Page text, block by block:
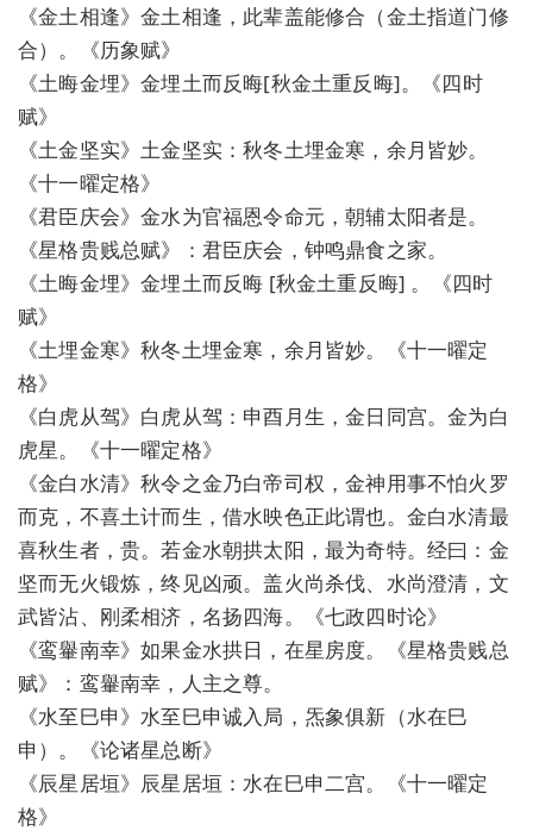
《金土相逢》金土相逢，此辈盖能修合（金土指道门修
合）。《历象赋》
《土晦金埋》金埋土而反晦[秋金土重反晦]。《四时
赋》
《土金坚实》土金坚实：秋冬土埋金寒，余月皆妙。
《十一曜定格》
《君臣庆会》金水为官福恩令命元，朝辅太阳者是。
《星格贵贱总赋》：君臣庆会，钟鸣鼎食之家。
《土晦金埋》金埋土而反晦 [秋金土重反晦] 。《四时
赋》
《土埋金寒》秋冬土埋金寒，余月皆妙。《十一曜定
格》
《白虎从驾》白虎从驾：申酉月生，金日同宫。金为白
虎星。《十一曜定格》
《金白水清》秋令之金乃白帝司权，金神用事不怕火罗
而克，不喜土计而生，借水映色正此谓也。金白水清最
喜秋生者，贵。若金水朝拱太阳，最为奇特。经曰：金
坚而无火锻炼，终见凶顽。盖火尚杀伐、水尚澄清，文
武皆沾、刚柔相济，名扬四海。《七政四时论》
《鸾轝南幸》如果金水拱日，在星房度。《星格贵贱总
赋》：鸾轝南幸，人主之尊。
《水至巳申》水至巳申诚入局，炁象俱新（水在巳
申）。《论诸星总断》
《辰星居垣》辰星居垣：水在巳申二宫。《十一曜定
格》